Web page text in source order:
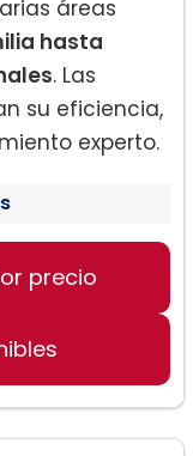
áreas
hasta
. Las
su eficiencia,
experto.
precio